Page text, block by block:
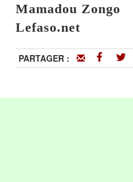
Mamadou Zongo
Lefaso.net
PARTAGER :